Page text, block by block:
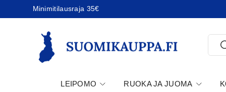
Jatka sisältöön
Minimitilausraja 35€
LEIPOMO RUOKA JA JUOMA